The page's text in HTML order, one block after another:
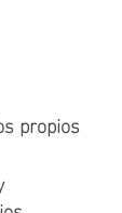
propios